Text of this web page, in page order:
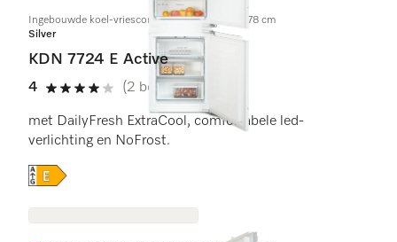
Ingebouwde koel-vriescombinatie, nishoogte 178 cm
Silver
KDN 7724 E Active
4
4 sterren van de 5
(2 beoordelingen)
met DailyFresh ExtraCool, comfortabele led-
verlichting en NoFrost.
Online Label Flag, Energielabel